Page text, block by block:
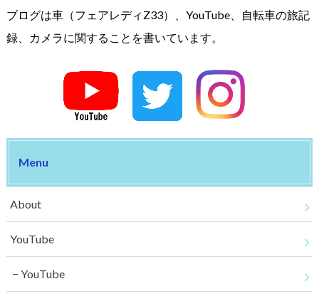
ブログは車（フェアレディZ33）、YouTube、自転車の旅記
録、カメラに関することを書いています。
Menu
About
YouTube
YouTube